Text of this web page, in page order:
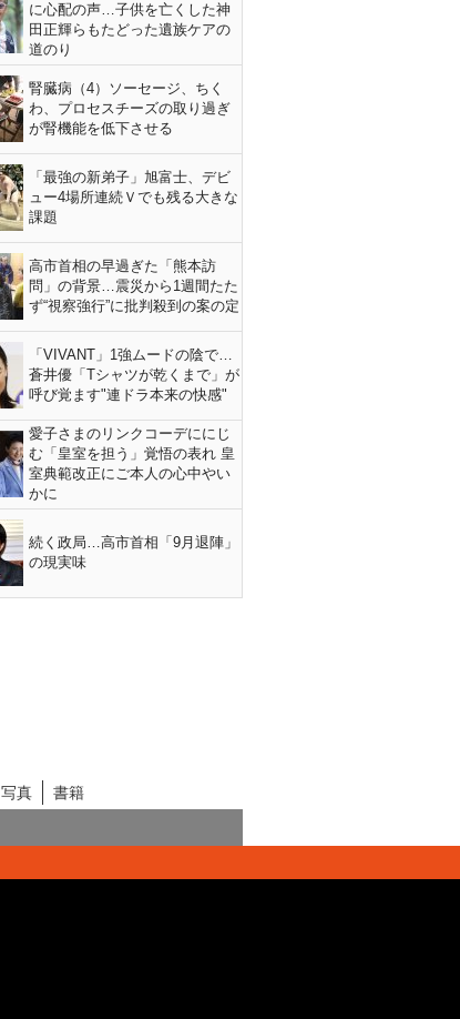
に心配の声…子供を亡くした神
田正輝らもたどった遺族ケアの
道のり
腎臓病（4）ソーセージ、ちく
わ、プロセスチーズの取り過ぎ
が腎機能を低下させる
「最強の新弟子」旭富士、デビ
ュー4場所連続Ｖでも残る大きな
課題
高市首相の早過ぎた「熊本訪
問」の背景…震災から1週間たた
ず“視察強行”に批判殺到の案の定
「VIVANT」1強ムードの陰で…
蒼井優「Tシャツが乾くまで」が
呼び覚ます"連ドラ本来の快感"
愛子さまのリンクコーデににじ
む「皇室を担う」覚悟の表れ 皇
室典範改正にご本人の心中やい
かに
続く政局…高市首相「9月退陣」
の現実味
写真
書籍